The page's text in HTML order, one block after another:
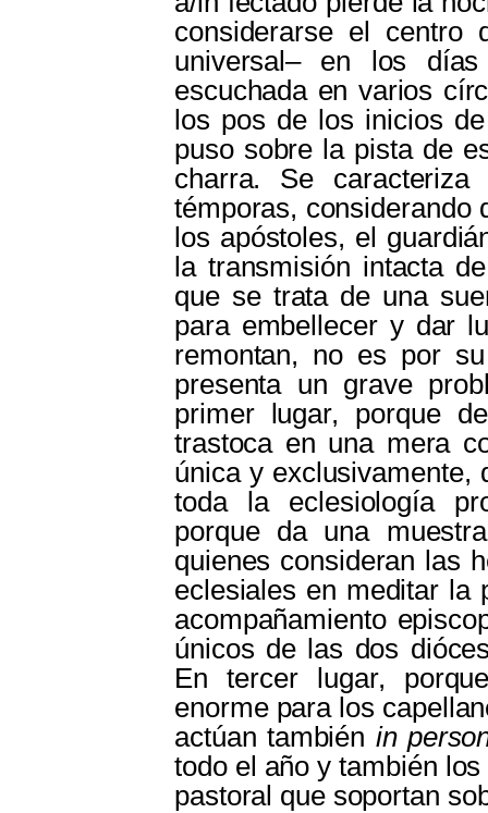
considerarse el centro
universal‒ en los días
escuchada en varios
los pos de los inicios
puso sobre la pista de
charra. Se
témporas, considerando
los apóstoles, el
la transmisión intacta
que se trata de una
para embellecer y dar
remontan, no es por
presenta un grave
primer lugar, porque
trastoca en una mera
única y exclusivamente,
toda la eclesiología
porque da una
quienes consideran las
eclesiales en meditar la
acompañamiento
únicos de las dos
En tercer lugar,
enorme para los
actúan también in
todo el año y también
pastoral que soportan